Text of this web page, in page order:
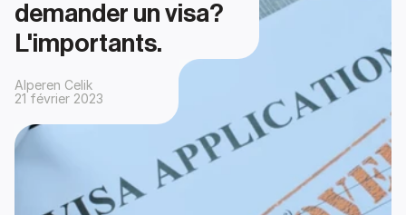
demander un visa?
L'importants.
Alperen Celik
21 février 2023